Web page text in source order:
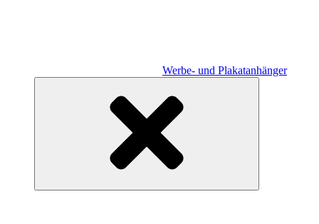
Werbe- und Plakatanhänger